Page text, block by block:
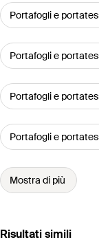
Portafogli e
Portafogli e
Portafogli e
Portafogli e
Mostra di più
Risultati simili